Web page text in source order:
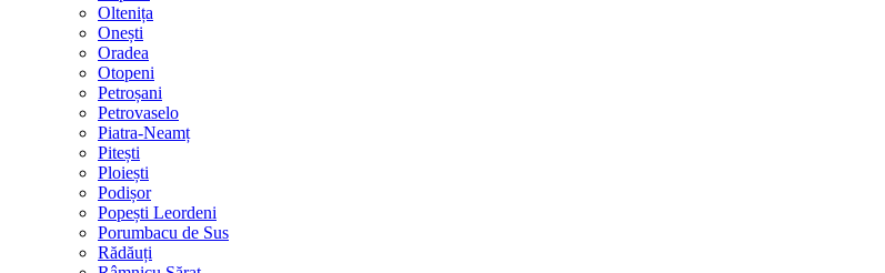
Oltenița
Onești
Oradea
Otopeni
Petroșani
Petrovaselo
Piatra-Neamț
Pitești
Ploiești
Podișor
Popești Leordeni
Porumbacu de Sus
Rădăuți